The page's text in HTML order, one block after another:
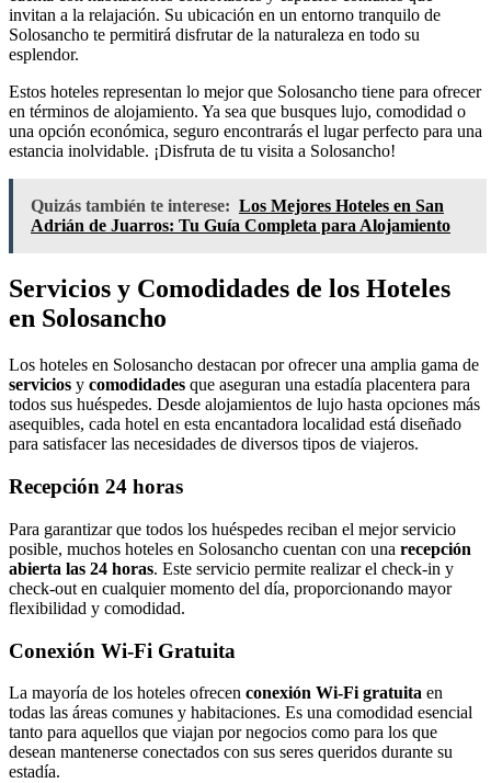
invitan a la relajación. Su ubicación en un entorno tranquilo de
Solosancho te permitirá disfrutar de la naturaleza en todo su
esplendor.
Estos hoteles representan lo mejor que Solosancho tiene para ofrecer
en términos de alojamiento. Ya sea que busques lujo, comodidad o
una opción económica, seguro encontrarás el lugar perfecto para una
estancia inolvidable. ¡Disfruta de tu visita a Solosancho!
Quizás también te interese: Los Mejores Hoteles en San
Adrián de Juarros: Tu Guía Completa para Alojamiento
Servicios y Comodidades de los Hoteles
en Solosancho
Los hoteles en Solosancho destacan por ofrecer una amplia gama de
servicios y comodidades que aseguran una estadía placentera para
todos sus huéspedes. Desde alojamientos de lujo hasta opciones más
asequibles, cada hotel en esta encantadora localidad está diseñado
para satisfacer las necesidades de diversos tipos de viajeros.
Recepción 24 horas
Para garantizar que todos los huéspedes reciban el mejor servicio
posible, muchos hoteles en Solosancho cuentan con una recepción
abierta las 24 horas. Este servicio permite realizar el check-in y
check-out en cualquier momento del día, proporcionando mayor
flexibilidad y comodidad.
Conexión Wi-Fi Gratuita
La mayoría de los hoteles ofrecen conexión Wi-Fi gratuita en
todas las áreas comunes y habitaciones. Es una comodidad esencial
tanto para aquellos que viajan por negocios como para los que
desean mantenerse conectados con sus seres queridos durante su
estadía.